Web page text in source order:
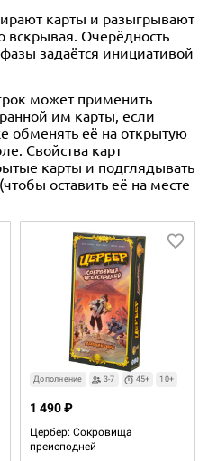
карты и разыгрывают
вскрывая. Очерёдность
задаётся инициативой
может применить
им карты, если
обменять её на открытую
Свойства карт
карты и подглядывать
оставить её на месте
Дополнение 3-7 45+ 10+
Цербер: Сокровища
преисподней
1 490 ₽